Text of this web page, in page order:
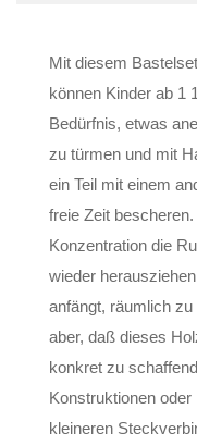
Mit diesem
können Kinder ab 1
Bedürfnis, etwas
zu türmen und mit
ein Teil mit einem
freie Zeit
Konzentration die
wieder
anfängt, räumlich
aber, daß dieses
konkret zu
Konstruktionen
kleineren